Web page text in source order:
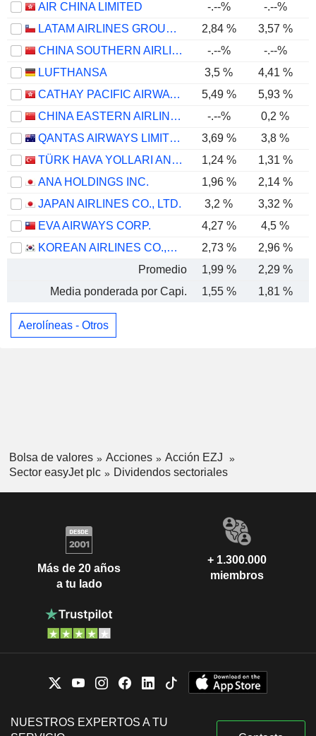
AIR CHINA LIMITED
-.--% -.--%
LATAM AIRLINES GROUP S.A.
2,84 % 3,57 %
CHINA SOUTHERN AIRLINES COMPANY LIMITED
-.--% -.--%
LUFTHANSA
3,5 %
4,41 %
CATHAY PACIFIC AIRWAYS LIMITED
5,49 %
5,93 %
CHINA EASTERN AIRLINES CORPORATION LIMITED
-.--% 0,2 %
QANTAS AIRWAYS LIMITED
3,69 % 3,8 %
TÜRK HAVA YOLLARI ANONIM ORTAKLIGI
1,24 %
1,31 %
ANA HOLDINGS INC.
1,96 % 2,14 %
JAPAN AIRLINES CO., LTD.
3,2 % 3,32 %
EVA AIRWAYS CORP.
4,27 % 4,5 %
KOREAN AIRLINES CO.,LTD.
2,73 %
2,96 %
Promedio
1,99 % 2,29 %
Media ponderada por Capi.
1,55 % 1,81 %
Aerolíneas - Otros
Bolsa de valores Acciones
Acción EZJ
Sector easyJet plc
Dividendos sectoriales
Más de 20 años
a tu lado
+ 1.300.000
miembros
NUESTROS EXPERTOS A TU